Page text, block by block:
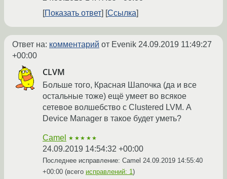
Показать ответ
Ссылка
Ответ на: комментарий от Evenik 24.09.2019 11:49:27
+00:00
CLVM
Больше того, Красная Шапочка (да и все
остальные тоже) ещё умеет во всякое
сетевое волшебство с Clustered LVM. А
Device Manager в такое будет уметь?
Camel ★★★★★
24.09.2019 14:54:32 +00:00
Последнее исправление: Camel 24.09.2019 14:55:40
+00:00 (всего исправлений: 1)